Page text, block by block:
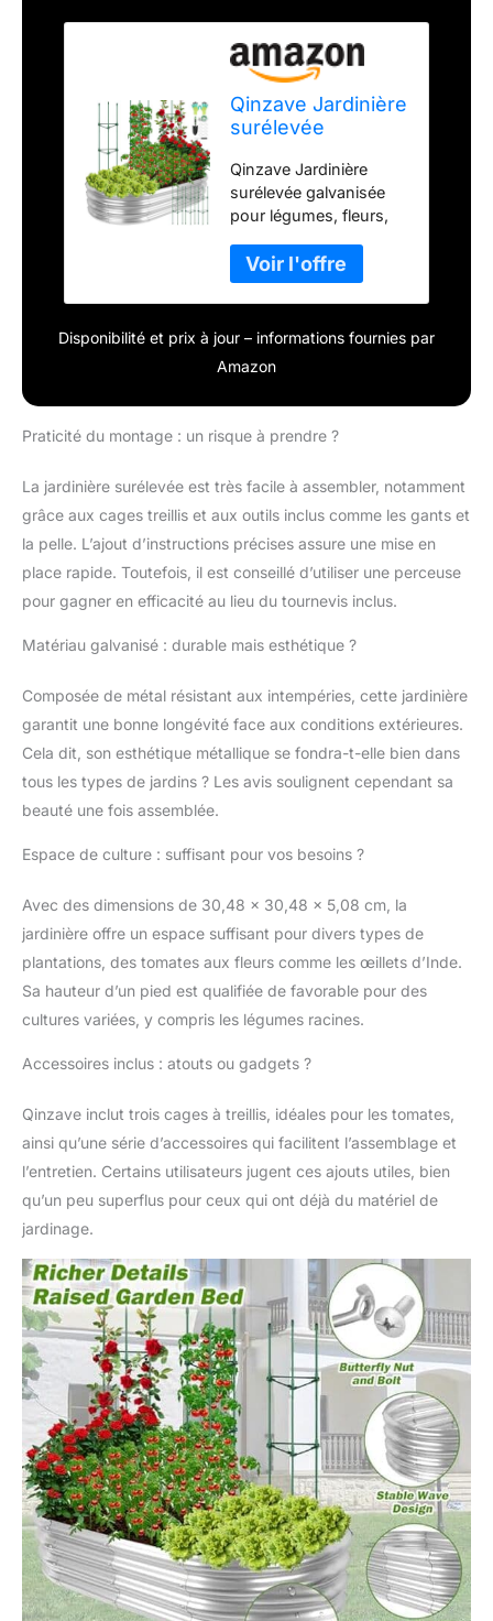
Qinzave Jardinière
surélevée
légumes, fleurs,
herbes
Qinzave Jardinière
surélevée galvanisée
pour légumes, fleurs,
Disponibilité et prix à jour – informations fournies par
Amazon
Praticité du montage : un risque à prendre ?
La jardinière surélevée est très facile à assembler, notamment
grâce aux cages treillis et aux outils inclus comme les gants et
la pelle. L’ajout d’instructions précises assure une mise en
place rapide. Toutefois, il est conseillé d’utiliser une perceuse
pour gagner en efficacité au lieu du tournevis inclus.
Matériau galvanisé : durable mais esthétique ?
Composée de métal résistant aux intempéries, cette jardinière
garantit une bonne longévité face aux conditions extérieures.
Cela dit, son esthétique métallique se fondra-t-elle bien dans
tous les types de jardins ? Les avis soulignent cependant sa
beauté une fois assemblée.
Espace de culture : suffisant pour vos besoins ?
Avec des dimensions de 30,48 x 30,48 x 5,08 cm, la
jardinière offre un espace suffisant pour divers types de
plantations, des tomates aux fleurs comme les œillets d’Inde.
Sa hauteur d’un pied est qualifiée de favorable pour des
cultures variées, y compris les légumes racines.
Accessoires inclus : atouts ou gadgets ?
Qinzave inclut trois cages à treillis, idéales pour les tomates,
ainsi qu’une série d’accessoires qui facilitent l’assemblage et
l’entretien. Certains utilisateurs jugent ces ajouts utiles, bien
qu’un peu superflus pour ceux qui ont déjà du matériel de
jardinage.